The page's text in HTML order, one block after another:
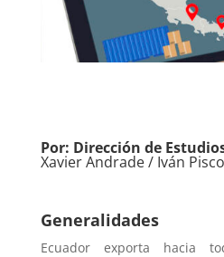
Por: Dirección de
Xavier Andrade / Iván
Generalidades
Ecuador exporta hacia